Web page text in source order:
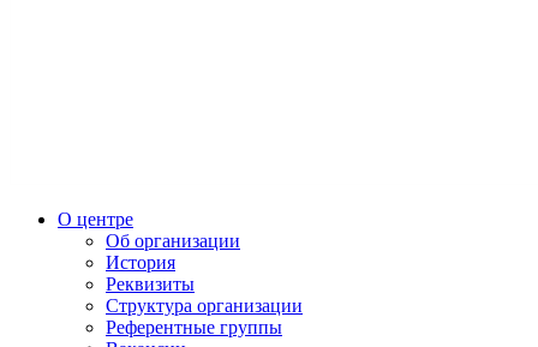
О центре
Об организации
История
Реквизиты
Структура организации
Референтные группы